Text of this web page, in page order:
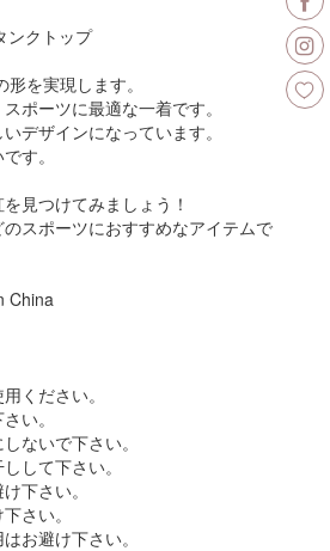
ンクトップ
を実現します。
ポーツに最適な一着です。
デザインになっています。
す。
見つけてみましょう！
スポーツにおすすめなアイテムで
China
ください。
い。
ないで下さい。
して下さい。
下さい。
さい。
お避け下さい。